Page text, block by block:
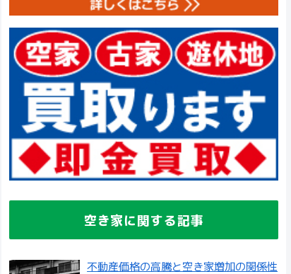
空き家に関する記事
不動産価格の高騰と空き家増加の関係性